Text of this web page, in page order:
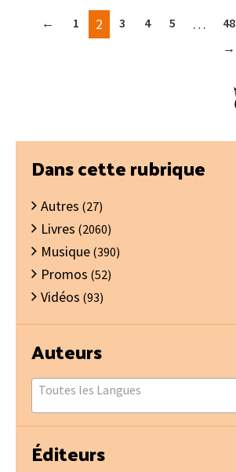
← 1 2 3 4 5 … 48
→
Barre
latérale
principale
Dans cette rubrique
Autres (27)
Livres (2060)
Musique (390)
Promos (52)
Vidéos (93)
Auteurs
Toutes les Langues
Éditeurs